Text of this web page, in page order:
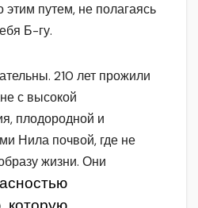
путем, не полагаясь
Б-гу.
210 лет прожили
с высокой
плодородной и
Нила почвой, где не
жизни. Они